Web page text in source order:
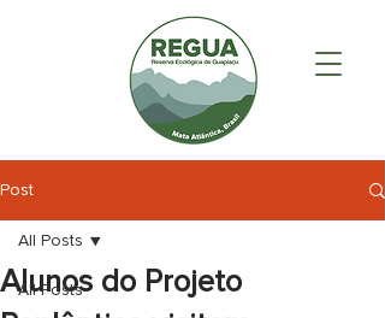
Post
All Posts
All Posts
Alunos do Projeto